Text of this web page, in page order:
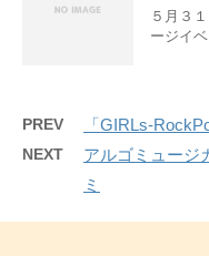
５月３
ージ
PREV 「GIRLs-
NEXT
アルゴミュージ
ミ